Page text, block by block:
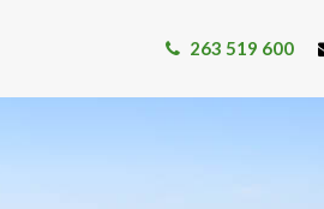
263 519 600